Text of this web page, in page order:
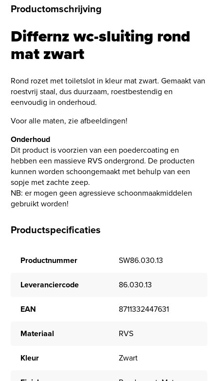
Productomschrijving
Differnz wc-sluiting rond
mat zwart
Rond rozet met toiletslot in kleur mat zwart. Gemaakt van
roestvrij staal, dus duurzaam, roestbestendig en
eenvoudig in onderhoud.
Voor alle maten, zie afbeeldingen!
Onderhoud
Dit product is voorzien van een poedercoating en
hebben een massieve RVS ondergrond. De producten
kunnen worden schoongemaakt met behulp van een
sopje met zachte zeep.
NB: er mogen geen agressieve schoonmaakmiddelen
gebruikt worden!
Productspecificaties
Productnummer SW86.030.13
Leveranciercode 86.030.13
EAN 8711332447631
Materiaal RVS
Kleur Zwart